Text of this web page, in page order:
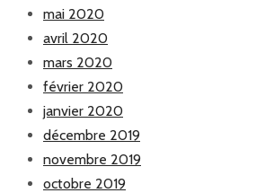
mai 2020
avril 2020
mars 2020
février 2020
janvier 2020
décembre 2019
novembre 2019
octobre 2019